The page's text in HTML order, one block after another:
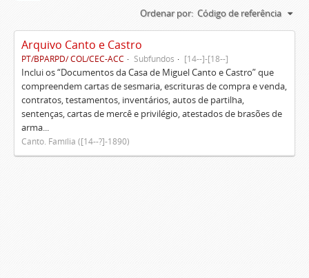
Ordenar por: Código de referência
Arquivo Canto e Castro
PT/BPARPD/ COL/CEC-ACC Subfundos [14--]-[18--]
Inclui os “Documentos da Casa de Miguel Canto e Castro” que
compreendem cartas de sesmaria, escrituras de compra e venda,
contratos, testamentos, inventários, autos de partilha,
sentenças, cartas de mercê e privilégio, atestados de brasões de
arma...
Canto. Família ([14--?]-1890)